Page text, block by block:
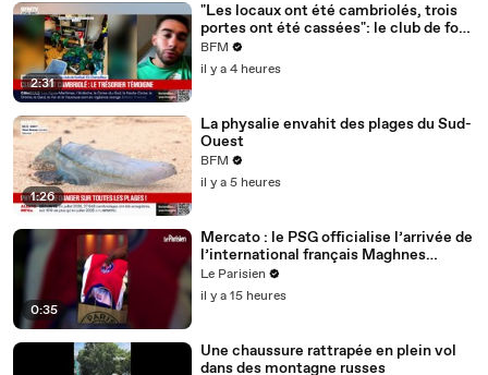
2:31
"Les locaux ont été cambriolés, trois
portes ont été cassées": le club de foot
de Champfleur victime d'un
cambriolage
BFM
il y a 4 heures
1:26
La physalie envahit des plages du Sud-
Ouest
BFM
il y a 5 heures
0:35
Mercato : le PSG officialise l’arrivée de
l’international français Maghnes
Akliouche
Le Parisien
il y a 15 heures
Une chaussure rattrapée en plein vol
dans des montagne russes